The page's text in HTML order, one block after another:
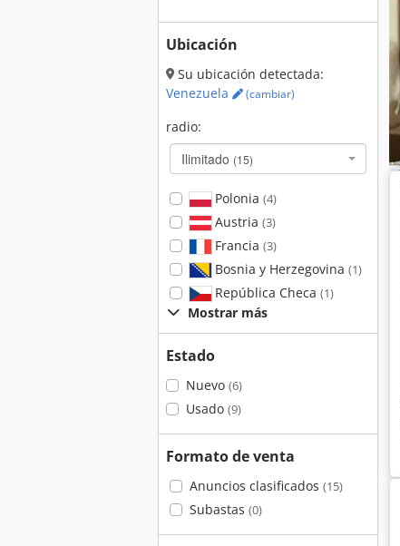
Ubicación
Su ubicación detectada:
Venezuela
(cambiar)
radio:
Ilimitado (15)
Polonia (4)
Austria (3)
Francia (3)
Bosnia y Herzegovina (1)
República Checa (1)
Mostrar más
Estado
Nuevo (6)
Usado (9)
Formato de venta
Anuncios clasificados (15)
Subastas (0)